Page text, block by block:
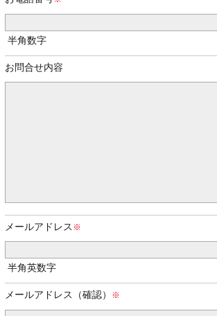
半角数字
お問合せ内容
メールアドレス
半角英数字
メールアドレス（確認）